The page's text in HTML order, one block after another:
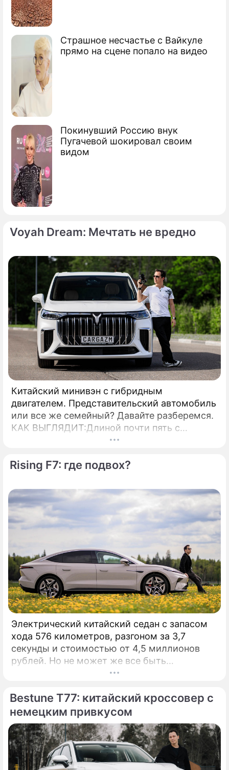
Страшное несчастье с Вайкуле
прямо на сцене попало на видео
Покинувший Россию внук
Пугачевой шокировал своим
видом
Voyah Dream: Мечтать не вредно
Китайский минивэн с гибридным
двигателем. Представительский автомобиль
или все же семейный? Давайте разберемся.
КАК ВЫГЛЯДИТ:Длиной почти пять с
половиной метров, этот автомобиль очень
Rising F7: где подвох?
Электрический китайский седан с запасом
хода 576 километров, разгоном за 3,7
секунды и стоимостью от 4,5 миллионов
рублей. Но не может же все быть
идеальным, да? Давайте искать недостатки!
Bestune T77: китайский кроссовер с
немецким привкусом